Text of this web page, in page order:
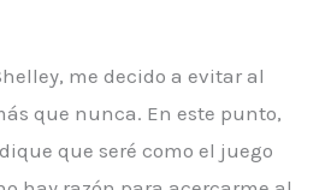
me decido a evitar al
que nunca. En este punto,
que seré como el juego